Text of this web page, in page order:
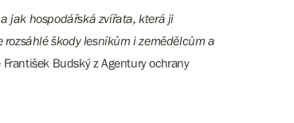
jak hospodářská zvířata, která ji
škody lesníkům i zemědělcům a
Budský z Agentury ochrany